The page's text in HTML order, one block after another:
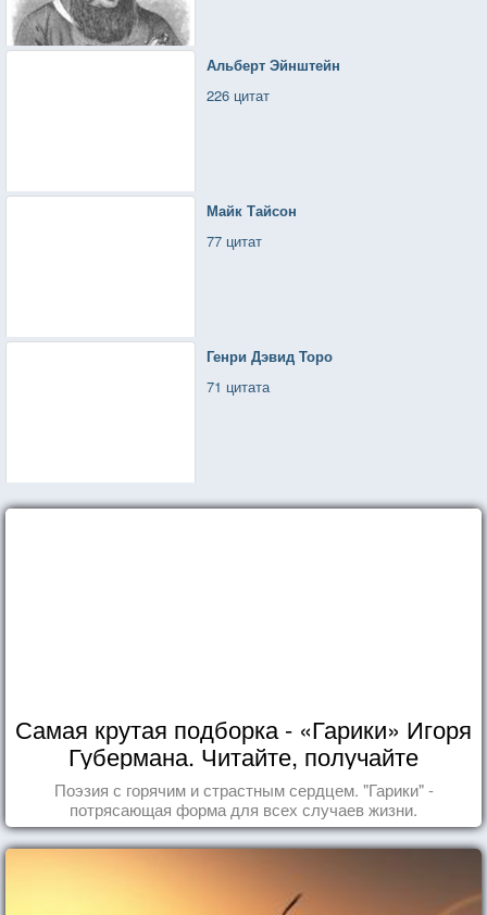
Альберт Эйнштейн
226 цитат
Майк Тайсон
77 цитат
Генри Дэвид Торо
71 цитата
Самая крутая подборка - «Гарики» Игоря
Губермана. Читайте, получайте
удовольствие!
Поэзия с горячим и страстным сердцем. "Гарики" -
потрясающая форма для всех случаев жизни.